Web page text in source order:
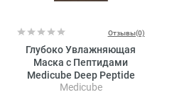
Отзывы(0)
Глубоко Увлажняющая
Маска с Пептидами
Medicube Deep Peptide
Radiance Mask
Medicube